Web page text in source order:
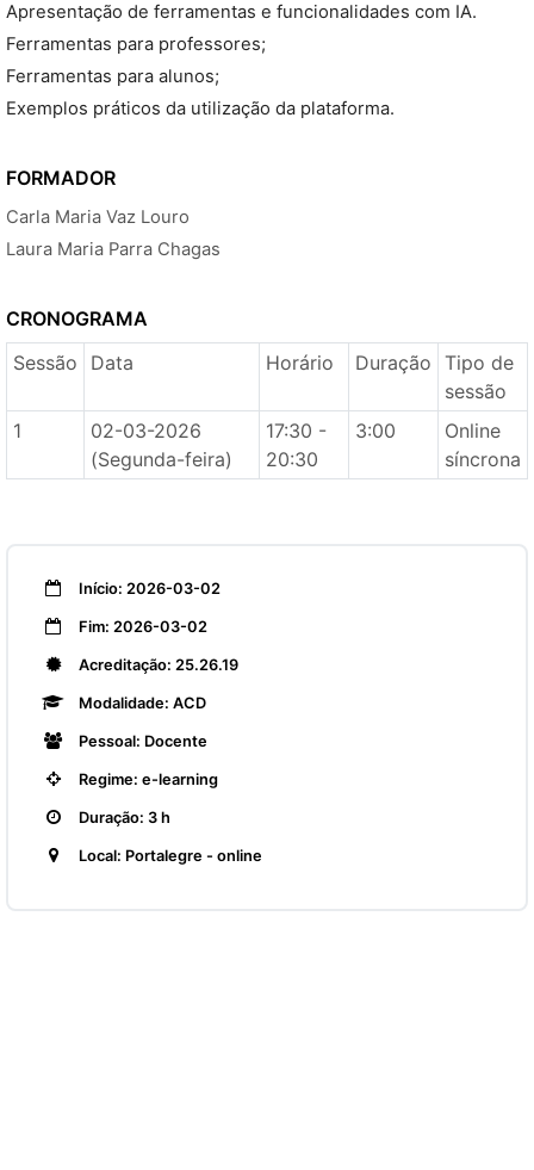
Apresentação de ferramentas e funcionalidades com IA.
Ferramentas para professores;
Ferramentas para alunos;
Exemplos práticos da utilização da plataforma.
FORMADOR
Carla Maria Vaz Louro
Laura Maria Parra Chagas
CRONOGRAMA
Sessão
Data Horário Duração Tipo de
sessão
1
02-03-2026
(Segunda-feira)
17:30 -
20:30
3:00
Online
síncrona
Início: 2026-03-02
Fim: 2026-03-02
Acreditação: 25.26.19
Modalidade: ACD
Pessoal: Docente
Regime: e-learning
Duração: 3 h
Local: Portalegre - online